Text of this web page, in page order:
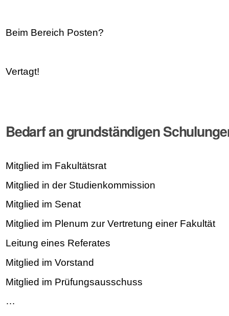
Beim Bereich Posten?
Vertagt!
Bedarf an grundständigen
Mitglied im Fakultätsrat
Mitglied in der Studienkommission
Mitglied im Senat
Mitglied im Plenum zur Vertretung einer Fakultät
Leitung eines Referates
Mitglied im Vorstand
Mitglied im Prüfungsausschuss
…